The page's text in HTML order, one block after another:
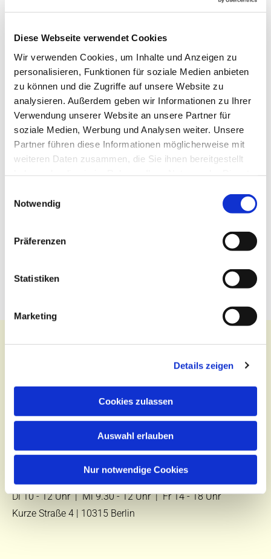
Diese Webseite verwendet Cookies
Wir verwenden Cookies, um Inhalte und Anzeigen zu
personalisieren, Funktionen für soziale Medien anbieten
zu können und die Zugriffe auf unsere Website zu
analysieren. Außerdem geben wir Informationen zu Ihrer
Verwendung unserer Website an unsere Partner für
soziale Medien, Werbung und Analysen weiter. Unsere
Partner führen diese Informationen möglicherweise mit
weiteren Daten zusammen, die Sie ihnen bereitgestellt
Notwendig
Präferenzen
Statistiken
Marketing
Details zeigen
Cookies zulassen
Auswahl erlauben
Nur notwendige Cookies
Kontakt
Tel.:
E-Mail:kontakt@st-hildegard-von-bingen.de
Di 10 - 12 Uhr |Mi 9.30 - 12 Uhr |Fr 14 - 18 Uhr
Kurze Straße 4 | 10315 Berlin